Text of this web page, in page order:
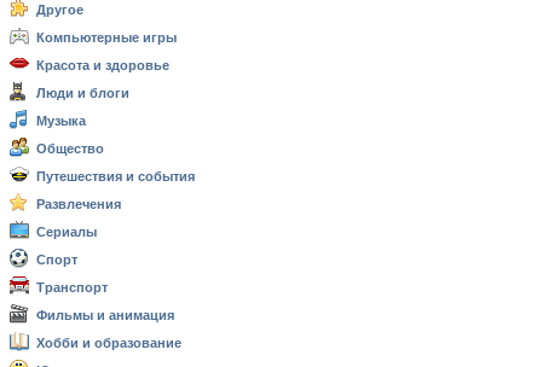
Другое
Компьютерные игры
Красота и здоровье
Люди и блоги
Музыка
Общество
Путешествия и события
Развлечения
Сериалы
Спорт
Транспорт
Фильмы и анимация
Хобби и образование